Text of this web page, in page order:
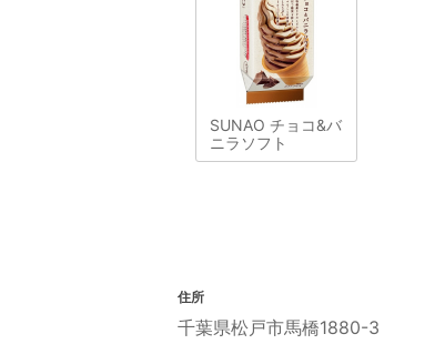
SUNAO チョコ&バ
ニラソフト
住所
千葉県松戸市馬橋1880-3